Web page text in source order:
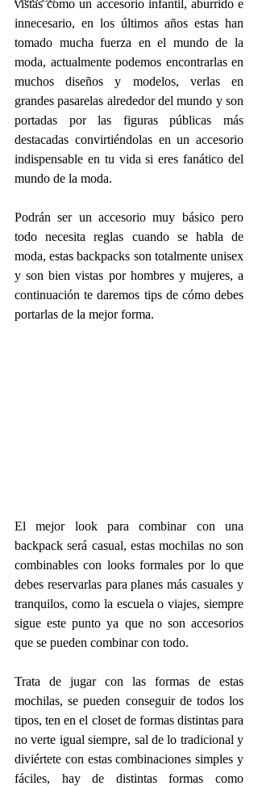
vistas como un accesorio infantil, aburrido e
innecesario, en los últimos años estas han
tomado mucha fuerza en el mundo de la
moda, actualmente podemos encontrarlas en
muchos diseños y modelos, verlas en
grandes pasarelas alrededor del mundo y son
portadas por las figuras públicas más
destacadas convirtiéndolas en un accesorio
indispensable en tu vida si eres fanático del
mundo de la moda.
Podrán ser un accesorio muy básico pero
todo necesita reglas cuando se habla de
moda, estas backpacks son totalmente unisex
y son bien vistas por hombres y mujeres, a
continuación te daremos tips de cómo debes
portarlas de la mejor forma.
El mejor look para combinar con una
backpack será casual, estas mochilas no son
combinables con looks formales por lo que
debes reservarlas para planes más casuales y
tranquilos, como la escuela o viajes, siempre
sigue este punto ya que no son accesorios
que se pueden combinar con todo.
Trata de jugar con las formas de estas
mochilas, se pueden conseguir de todos los
tipos, ten en el closet de formas distintas para
no verte igual siempre, sal de lo tradicional y
diviértete con estas combinaciones simples y
fáciles, hay de distintas formas como